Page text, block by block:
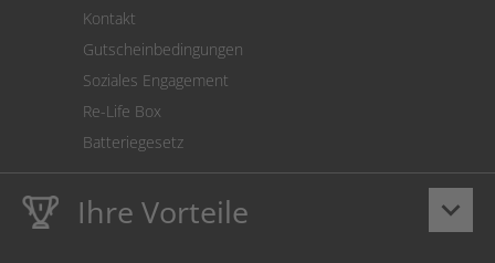
Kontakt
Gutscheinbedingungen
Soziales Engagement
Re-Life Box
Batteriegesetz
keyboard_arrow_down
Ihre Vorteile